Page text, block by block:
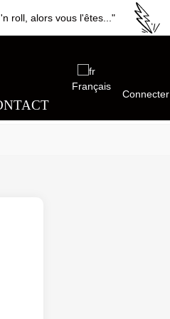
roll, alors vous l'êtes..."
Français
Connecter